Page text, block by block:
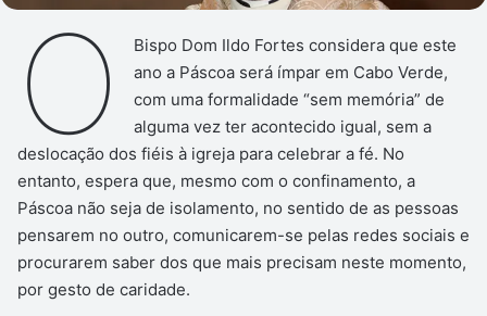
O
Bispo Dom Ildo Fortes considera que este
ano a Páscoa será ímpar em Cabo Verde,
com uma formalidade “sem memória” de
alguma vez ter acontecido igual, sem a
deslocação dos fiéis à igreja para celebrar a fé. No
entanto, espera que, mesmo com o confinamento, a
Páscoa não seja de isolamento, no sentido de as pessoas
pensarem no outro, comunicarem-se pelas redes sociais e
procurarem saber dos que mais precisam neste momento,
por gesto de caridade.